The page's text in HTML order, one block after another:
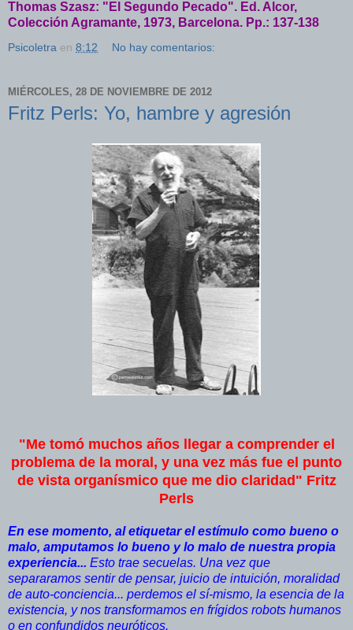
Thomas Szasz: "El Segundo Pecado". Ed. Alcor,
Colección Agramante, 1973, Barcelona. Pp.: 137-138
Psicoletra en 8:12 No hay comentarios:
MIÉRCOLES, 28 DE NOVIEMBRE DE 2012
Fritz Perls: Yo, hambre y agresión
"Me tomó muchos años llegar a comprender el
problema de la moral, y una vez más fue el punto
de vista organísmico que me dio claridad" Fritz
Perls
En ese momento, al etiquetar el estímulo como bueno o
malo, amputamos lo bueno y lo malo de nuestra propia
experiencia... Esto trae secuelas. Una vez que
separaramos sentir de pensar, juicio de intuición, moralidad
de auto-conciencia... perdemos el sí-mismo, la esencia de la
existencia, y nos transformamos en frígidos robots humanos
o en confundidos neuróticos.